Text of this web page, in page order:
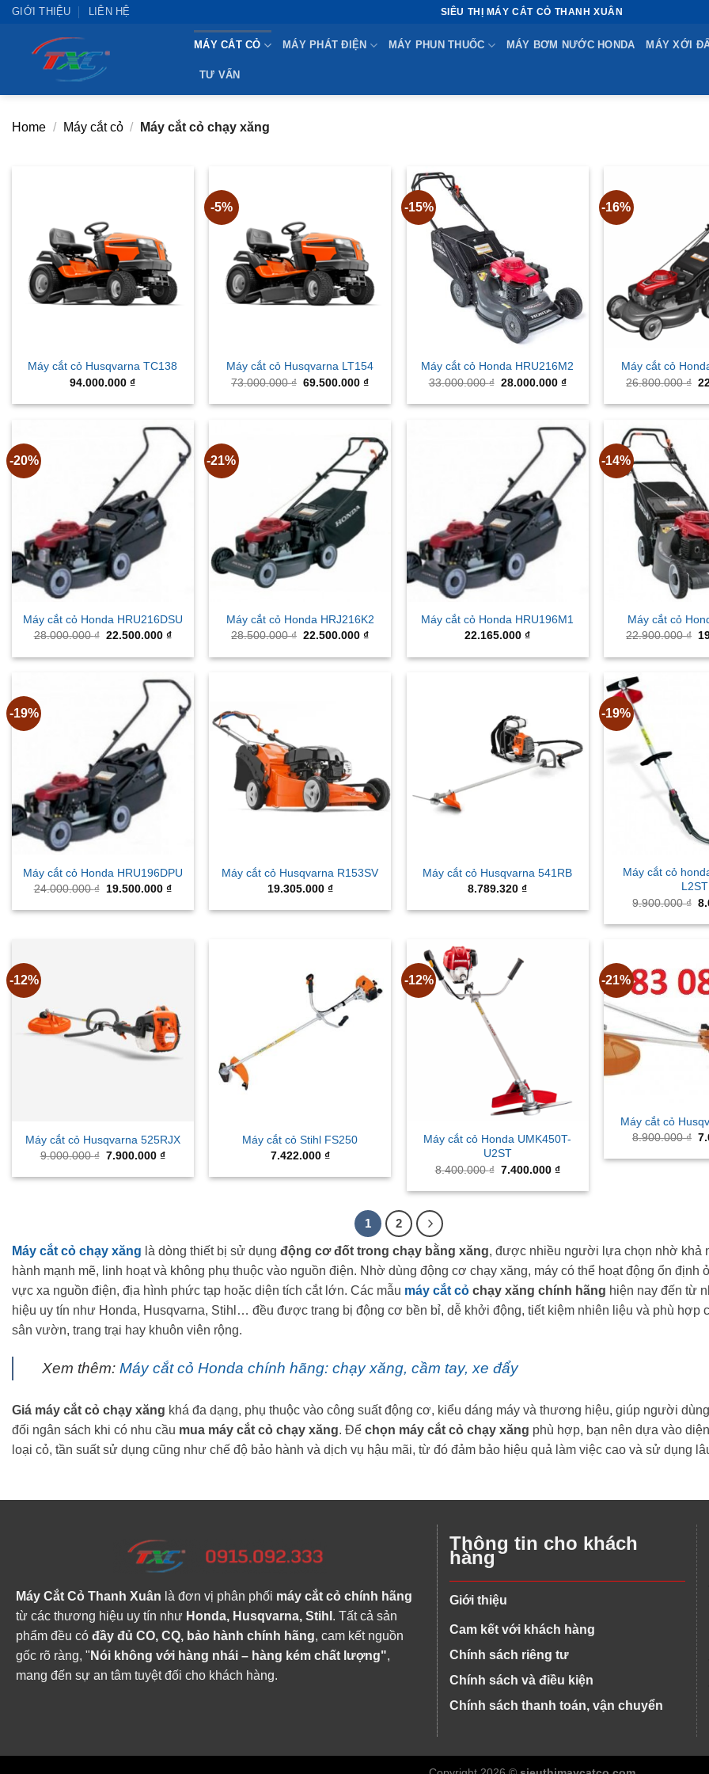
Skip
content
GIỚI THIỆU LIÊN HỆ SIÊU THỊ MÁY CẮT CỎ THANH XUÂN
MÁY CẮT CỎ MÁY PHÁT ĐIỆN MÁY PHUN THUỐC MÁY BƠM NƯỚC HONDA MÁY XỚI
TƯ VẤN
Home / Máy cắt cỏ / Máy cắt cỏ chạy xăng
Máy cắt cỏ Husqvarna TC138
94.000.000₫
-5%
Máy cắt cỏ Husqvarna LT154
73.000.000₫ Original
was:
69.500.000₫Current
is:
-15%
Máy cắt cỏ Honda HRU216M2
33.000.000₫ Original
was:
28.000.000 ₫Current
is:
-16%
Máy cắt cỏ
26.800.000₫
-20%
Máy cắt cỏ Honda HRU216DSU
28.000.000₫ Original
was:
22.500.000 ₫Current
is:
-21%
Máy cắt cỏ Honda HRJ216K2
28.500.000₫ Original
was:
22.500.000₫Current
is:
Máy cắt cỏ Honda HRU196M1
22.165.000₫
-14%
Máy cắt cỏ
22.900.000₫
-19%
Máy cắt cỏ Honda HRU196DPU
24.000.000₫ Original
was:
19.500.000 ₫Current
is:
Máy cắt cỏ Husqvarna R153SV
19.305.000 ₫
Máy cắt cỏ Husqvarna 541RB
8.789.320₫
-19%
Máy cắt cỏ
L2ST
9.900.000₫
-12%
Máy cắt cỏ Husqvarna 525RJX
9.000.000₫ Original
was:
7.900.000 ₫Current
is:
Máy cắt cỏ Stihl FS250
7.422.000 ₫
-12%
Máy cắt cỏ Honda UMK450T-
U2ST
8.400.000₫ Original
was:
7.400.000 ₫Current
is:
-21%
Máy cắt cỏ
8.900.000₫
1 2
Máy cắt cỏ chạy xăng là dòng thiết bị sử dụng động cơ đốt trong chạy bằng xăng, được nhiều người lựa chọn nhờ khả
hành mạnh mẽ, linh hoạt và không phụ thuộc vào nguồn điện. Nhờ dùng động cơ chạy xăng, máy có thể hoạt động ổn định
vực xa nguồn điện, địa hình phức tạp hoặc diện tích cắt lớn. Các mẫu máy cắt cỏ chạy xăng chính hãng hiện nay đến từ
hiệu uy tín như Honda, Husqvarna, Stihl… đều được trang bị động cơ bền bỉ, dễ khởi động, tiết kiệm nhiên liệu và phù hợp
sân vườn, trang trại hay khuôn viên rộng.
Xem thêm: Máy cắt cỏ Honda chính hãng: chạy xăng, cầm tay, xe đẩy
Giá máy cắt cỏ chạy xăng khá đa dạng, phụ thuộc vào công suất động cơ, kiểu dáng máy và thương hiệu, giúp người
đối ngân sách khi có nhu cầu mua máy cắt cỏ chạy xăng. Để chọn máy cắt cỏ chạy xăng phù hợp, bạn nên dựa vào
loại cỏ, tần suất sử dụng cũng như chế độ bảo hành và dịch vụ hậu mãi, từ đó đảm bảo hiệu quả làm việc cao và sử dụng
Máy Cắt Cỏ Thanh Xuân là đơn vị phân phối máy cắt cỏ chính hãng
từ các thương hiệu uy tín như Honda, Husqvarna, Stihl . Tất cả sản
phẩm đều có đầy đủ CO, CQ, bảo hành chính hãng, cam kết nguồn
gốc rõ ràng, " Nói không với hàng nhái – hàng kém chất lượng",
mang đến sự an tâm tuyệt đối cho khách hàng.
Thông tin cho khách
hàng
Giới thiệu
Cam kết với khách hàng
Chính sách riêng tư
Chính sách và điều kiện
Chính sách thanh toán, vận chuyển